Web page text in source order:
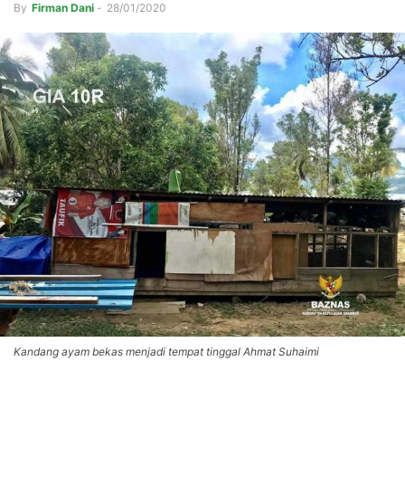
By Firman Dani - 28/01/2020
Kandang ayam bekas menjadi tempat tinggal Ahmat Suhaimi